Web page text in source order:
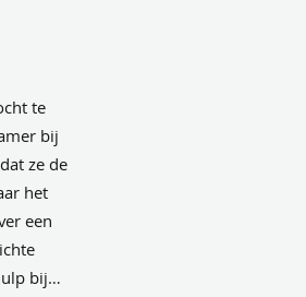
te
bij
ze de
het
een
bij…